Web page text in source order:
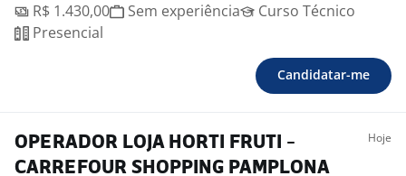
R$ 1.430,00
Sem experiência
Curso Técnico
Presencial
Candidatar-me
OPERADOR LOJA HORTI FRUTI -
CARREFOUR SHOPPING PAMPLONA
Hoje